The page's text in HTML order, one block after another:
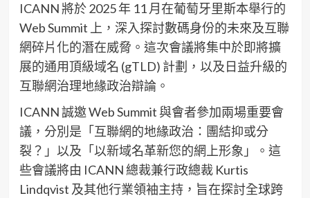
ICANN 將於 2025 年 11 月在葡萄牙里斯本舉行的
Web Summit 上，深入探討數碼身份的未來及互聯
網碎片化的潛在威脅。這次會議將集中於即將擴
展的通用頂級域名 (gTLD) 計劃，以及日益升級的
互聯網治理地緣政治辯論。
ICANN 誠邀 Web Summit 與會者參加兩場重要會
議，分別是「互聯網的地緣政治：團結抑或分
裂？」以及「以新域名革新您的網上形象」。這
些會議將由 ICANN 總裁兼行政總裁 Kurtis
Lindqvist 及其他行業領袖主持，旨在探討全球跨